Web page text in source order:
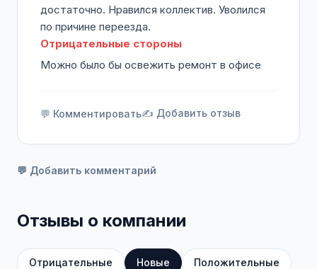
достаточно. Нравился коллектив. Уволился
по причине переезда.
Отрицательные стороны
Можно было бы освежить ремонт в офисе
💬 Комментировать✍️ Добавить отзыв
💬 Добавить комментарий
Отзывы о компании
Отрицательные Новые Положительные